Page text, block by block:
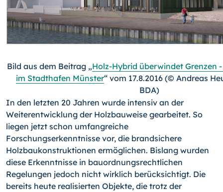
Bild aus dem Beitrag „Holz-Hybrid überwindet Grenzen
im Stadthafen Münster“ vom 17.8.2016 (© Andreas
BDA)
In den letzten 20 Jahren wurde intensiv an der
Weiterentwicklung der Holzbauweise gearbeitet. So
liegen jetzt schon umfangreiche
Forschungserkenntnisse vor, die brandsichere
Holzbaukonstruktionen ermöglichen. Bislang wurden
diese Erkenntnisse in bauordnungsrechtlichen
Regelungen jedoch nicht wirklich berücksichtigt. Die
bereits heute realisierten Objekte, die trotz der